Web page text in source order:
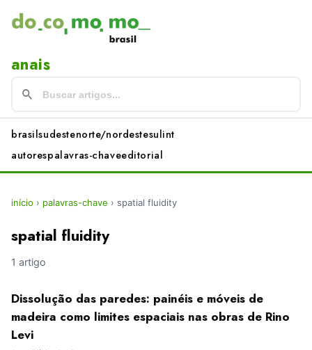
anais
brasilsudestenorte/nordestesulint
autorespalavras-chaveeditorial
início › palavras-chave › spatial fluidity
spatial fluidity
1 artigo
Dissolução das paredes: painéis e móveis de
madeira como limites espaciais nas obras de Rino
Levi